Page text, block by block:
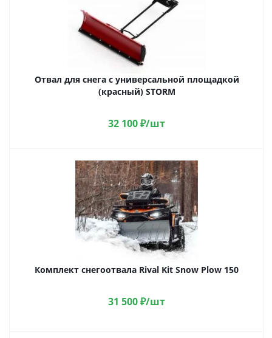
Отвал для снега с универсальной площадкой
(красный) STORM
32 100₽/шт
Комплект снегоотвала Rival Kit Snow Plow 150
31 500₽/шт